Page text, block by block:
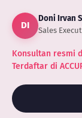
DI
Doni Irvan
Sales
Konsultan resmi
Terdaftar di